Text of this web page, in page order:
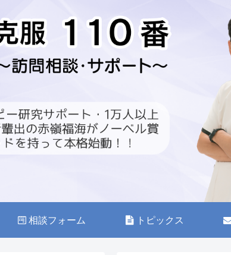
相談フォーム トピックス